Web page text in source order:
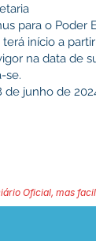
para o Poder
início a
na data de
se.
de junho de
Oficial, mas